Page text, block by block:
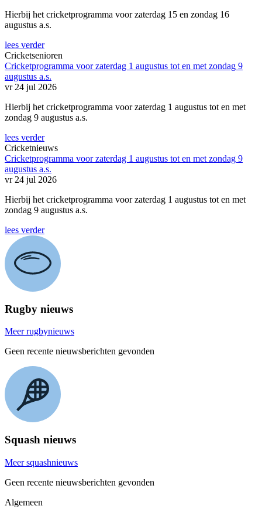
Hierbij het cricketprogramma voor zaterdag 15 en zondag 16
augustus a.s.
lees verder
Cricketsenioren
Cricketprogramma voor zaterdag 1 augustus tot en met zondag 9
augustus a.s.
vr 24 jul 2026
Hierbij het cricketprogramma voor zaterdag 1 augustus tot en met
zondag 9 augustus a.s.
lees verder
Cricketnieuws
Cricketprogramma voor zaterdag 1 augustus tot en met zondag 9
augustus a.s.
vr 24 jul 2026
Hierbij het cricketprogramma voor zaterdag 1 augustus tot en met
zondag 9 augustus a.s.
lees verder
Rugby nieuws
Meer rugbynieuws
Geen recente nieuwsberichten gevonden
Squash nieuws
Meer squashnieuws
Geen recente nieuwsberichten gevonden
Algemeen